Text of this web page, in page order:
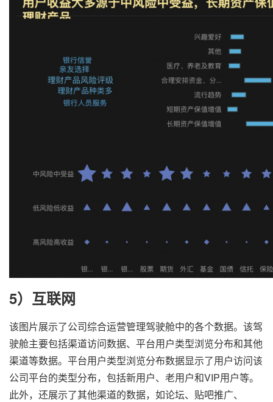
5）互联网
该图片展示了公司综合运营管理驾驶舱中的各个数据。该驾
驶舱主要包括渠道访问数据、平台用户类型浏览分布和其他
渠道等数据。平台用户类型浏览分布数据显示了用户访问该
公司平台的类型分布，包括新用户、老用户和VIP用户等。
此外，还展示了其他渠道的数据，如论坛、贴吧推广、